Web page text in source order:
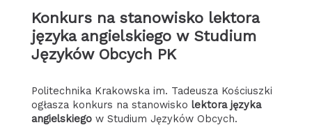
Konkurs na stanowisko lektora
języka angielskiego w Studium
Języków Obcych PK
Politechnika Krakowska im. Tadeusza Kościuszki
ogłasza konkurs na stanowisko lektora języka
angielskiegow Studium Języków Obcych.